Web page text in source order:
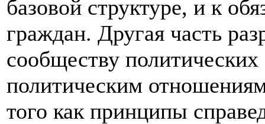
базовой структуре, и к
граждан. Другая часть
сообществу
политическим
того как принципы